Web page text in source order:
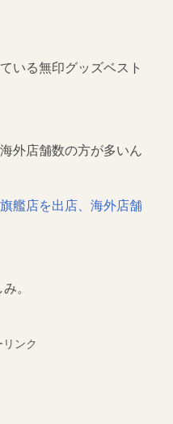
いる無印グッズベスト
外店舗数の方が多いん
艦店を出店、海外店舗
。
リンク